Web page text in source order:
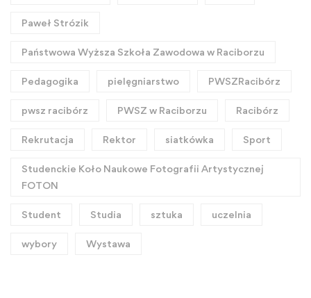
Paweł Strózik
Państwowa Wyższa Szkoła Zawodowa w Raciborzu
Pedagogika pielęgniarstwo PWSZRacibórz
pwsz racibórz PWSZ w Raciborzu Racibórz
Rekrutacja Rektor siatkówka Sport
Studenckie Koło Naukowe Fotografii Artystycznej
FOTON
Student Studia sztuka uczelnia
wybory Wystawa